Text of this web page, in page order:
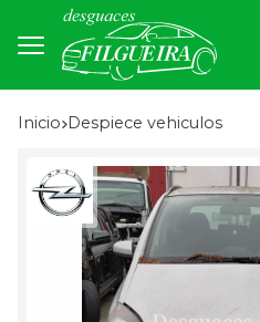
Inicio despiece vehiculos